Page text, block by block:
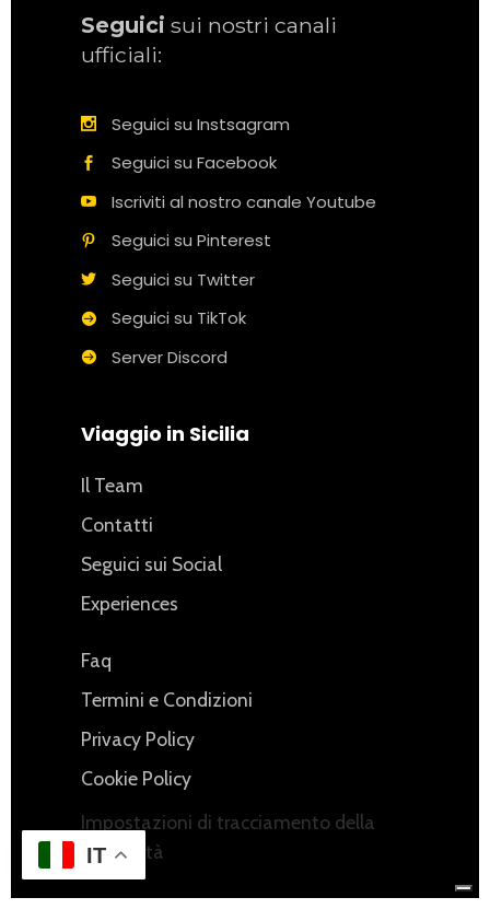
Seguici sui nostri canali
ufficiali:
Seguici su Instsagram
Seguici su Facebook
Iscriviti al nostro canale Youtube
Seguici su Pinterest
Seguici su Twitter
Seguici su TikTok
Server Discord
Viaggio in Sicilia
Il Team
Contatti
Seguici sui Social
Experiences
Faq
Termini e Condizioni
Privacy Policy
Cookie Policy
Impostazioni di tracciamento della
pubblicità
IT